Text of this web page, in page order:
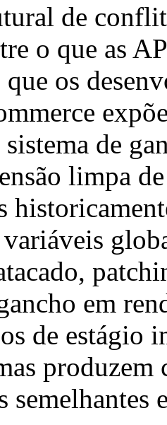
de
o que as
os
de
limpa
em
de estágio